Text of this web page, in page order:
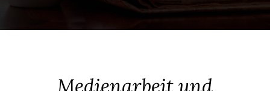
KI WOW !
Agent(o)ur
Medienarbeit und